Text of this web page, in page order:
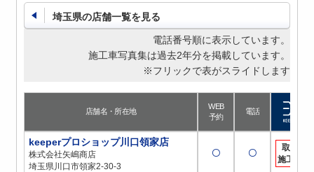
埼玉県の店舗一覧を見る
電話番号順に表示しています。
施工車写真集は過去2年分を掲載しています。
※フリックで表がスライドします
店舗名・所在地
WEB
予約
電話
keeperプロショップ川口領家店
株式会社矢嶋商店
埼玉県川口市領家2-30-3
〇 〇
取扱
施工店